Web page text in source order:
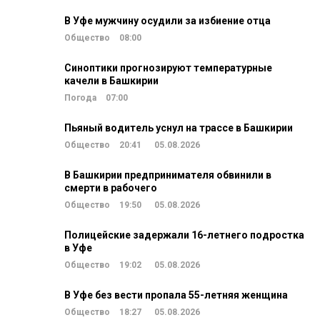
В Уфе мужчину осудили за избиение отца
Общество 08:00
Синоптики прогнозируют температурные
качели в Башкирии
Погода 07:00
Пьяный водитель уснул на трассе в Башкирии
Общество 20:41 05.08.2026
В Башкирии предпринимателя обвинили в
смерти в рабочего
Общество 19:50 05.08.2026
Полицейские задержали 16-летнего подростка
в Уфе
Общество 19:02 05.08.2026
В Уфе без вести пропала 55-летняя женщина
Общество 18:27 05.08.2026